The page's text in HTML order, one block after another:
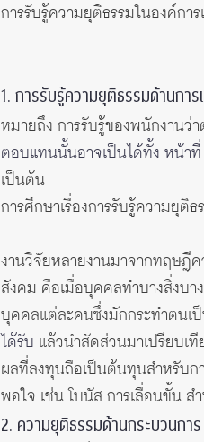
การรับรู้ความยุติธรรมในองค์กา
1. การรับรู้ความยุติธรรมด้านกา
หมายถึง การรับรู้ของพนักงานว่
ตอบแทนนั้นอาจเป็นได้ทั้ง หน้าที่
เป็นต้น
การศึกษาเรื่องการรับรู้ความยุติ
งานวิจัยหลายงานมาจากทฤษฎี
สังคม คือเมื่อบุคคลทำบางสิ่งบา
บุคคลแต่ละคนซึ่งมักกระทำตนเ
ได้รับ แล้วนำสัดส่วนมาเปรียบเ
ผลที่ลงทุนถือเป็นต้นทุนสำหรับก
พอใจ เช่น โบนัส การเลื่อนขั้น ส
2. ความยุติธรรมด้านกระบวนกา